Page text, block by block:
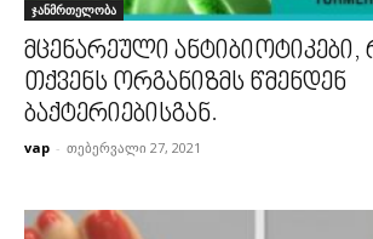
ჯანმრთელობა
მცენარეული
თქვენს ორგანიზმს წმენდენ
ბაქტერიებისგან.
vap - თებერვალი 27, 2021